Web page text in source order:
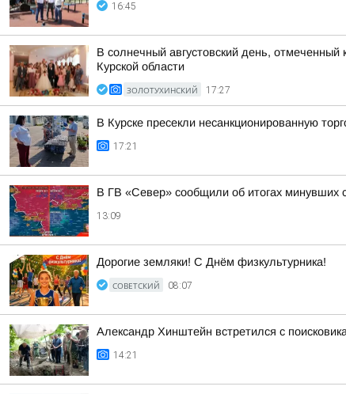
16:45
В солнечный августовский день,
Курской области
ЗОЛОТУХИНСКИЙ 17:27
В Курске пресекли несанкционированную
17:21
В ГВ «Север» сообщили об итогах минувших
13:09
Дорогие земляки! С Днём физкультурника!
СОВЕТСКИЙ 08:07
Александр Хинштейн встретился с
14:21